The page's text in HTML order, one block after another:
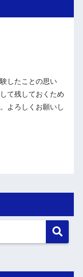
したことの思い
て残しておくため
よろしくお願いし